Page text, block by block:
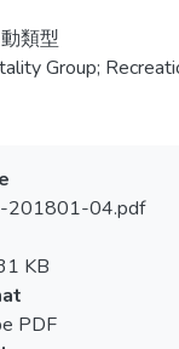
格特質最傾向「
好程度最高。二
景變項的學生在
is to understand
Group
a questionnaire
類型
Group;
201801-04.pdf
KB
PDF